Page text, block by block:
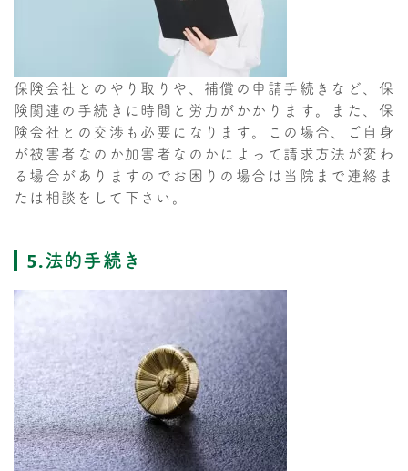
保険会社とのやり取りや、補償の申請手続きなど、保
険関連の手続きに時間と労力がかかります。また、保
険会社との交渉も必要になります。この場合、ご自身
が被害者なのか加害者なのかによって請求方法が変わ
る場合がありますのでお困りの場合は当院まで連絡ま
たは相談をして下さい。
5.法的手続き